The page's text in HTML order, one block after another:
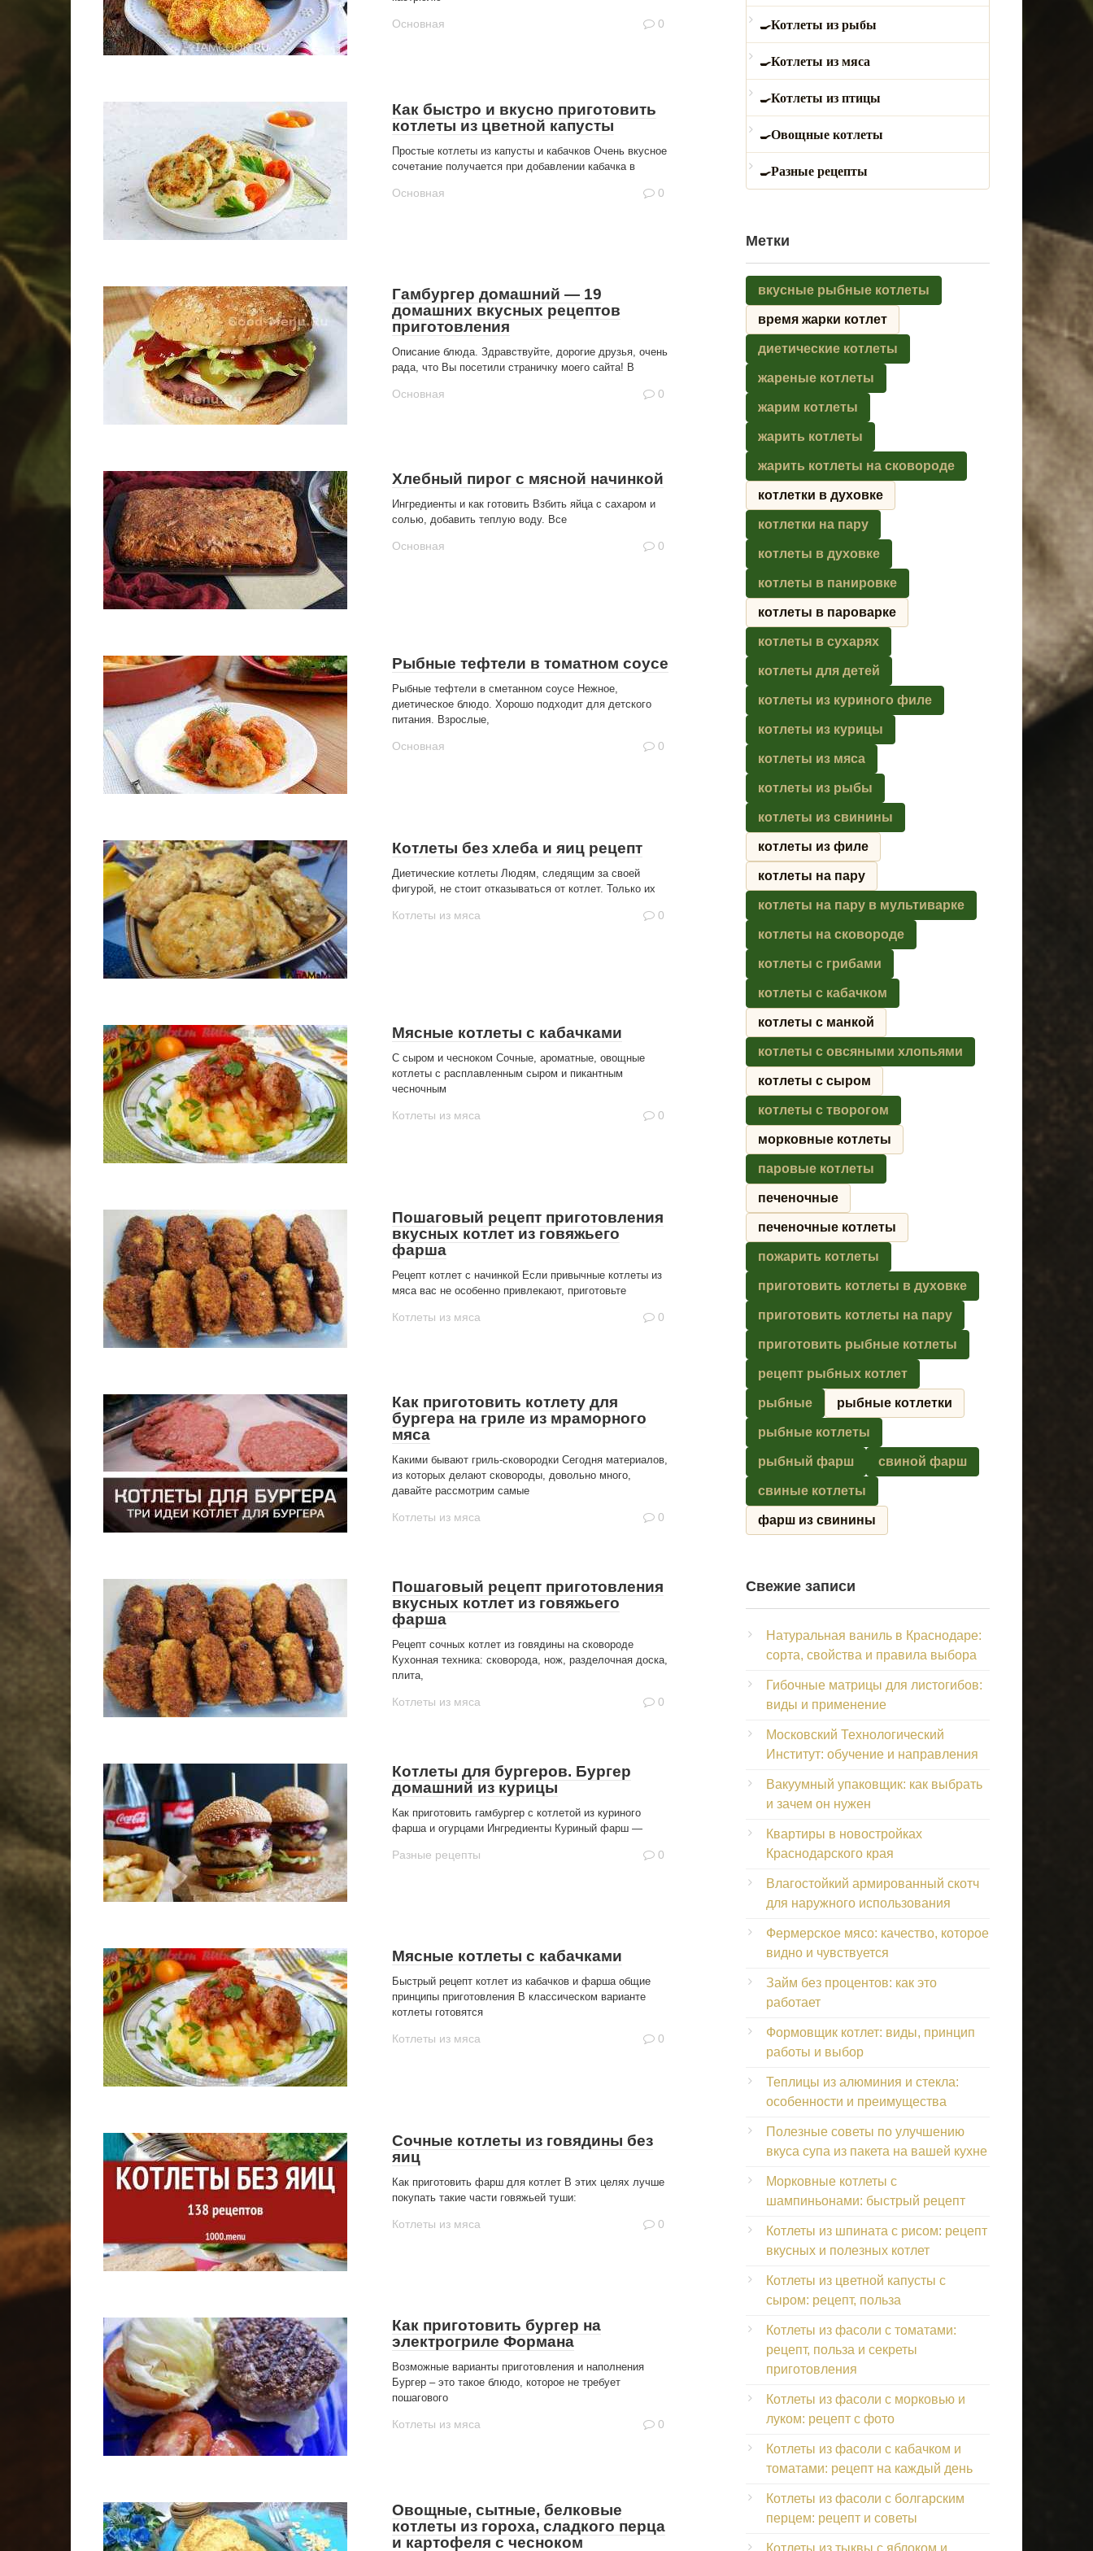
Основная 0
Как быстро и вкусно приготовить
котлеты из цветной капусты
Простые котлеты из капусты и кабачков Очень вкусное
сочетание получается при добавлении кабачка в
Основная 0
Гамбургер домашний — 19
домашних вкусных рецептов
приготовления
Описание блюда. Здравствуйте, дорогие друзья, очень
рада, что Вы посетили страничку моего сайта! В
Основная 0
Хлебный пирог с мясной начинкой
Ингредиенты и как готовить Взбить яйца с сахаром и
солью, добавить теплую воду. Все
Основная 0
Рыбные тефтели в томатном соусе
Рыбные тефтели в сметанном соусе Нежное,
диетическое блюдо. Хорошо подходит для детского
питания. Взрослые,
Основная 0
Котлеты без хлеба и яиц рецепт
Диетические котлеты Людям, следящим за своей
фигурой, не стоит отказываться от котлет. Только их
Котлеты из мяса 0
Мясные котлеты с кабачками
С сыром и чесноком Сочные, ароматные, овощные
котлеты с расплавленным сыром и пикантным
чесночным
Котлеты из мяса 0
Пошаговый рецепт приготовления
вкусных котлет из говяжьего
фарша
Рецепт котлет с начинкой Если привычные котлеты из
мяса вас не особенно привлекают, приготовьте
Котлеты из мяса 0
Как приготовить котлету для
бургера на гриле из мраморного
мяса
Какими бывают гриль-сковородки Сегодня материалов,
из которых делают сковороды, довольно много,
давайте рассмотрим самые
Котлеты из мяса 0
Пошаговый рецепт приготовления
вкусных котлет из говяжьего
фарша
Рецепт сочных котлет из говядины на сковороде
Кухонная техника: сковорода, нож, разделочная доска,
плита,
Котлеты из мяса 0
Котлеты для бургеров. Бургер
домашний из курицы
Как приготовить гамбургер с котлетой из куриного
фарша и огурцами Ингредиенты Куриный фарш —
Разные рецепты 0
Мясные котлеты с кабачками
Быстрый рецепт котлет из кабачков и фарша общие
принципы приготовления В классическом варианте
котлеты готовятся
Котлеты из мяса 0
Сочные котлеты из говядины без
яиц
Как приготовить фарш для котлет В этих целях лучше
покупать такие части говяжьей туши:
Котлеты из мяса 0
Как приготовить бургер на
электрогриле Формана
Возможные варианты приготовления и наполнения
Бургер – это такое блюдо, которое не требует
пошагового
Котлеты из мяса 0
Овощные, сытные, белковые
котлеты из гороха, сладкого перца
и картофеля с чесноком
Котлеты из рыбы
Котлеты из мяса
Котлеты из птицы
Овощные котлеты
Разные рецепты
Метки
вкусные рыбные котлеты
время жарки котлет
диетические котлеты
жареные котлеты
жарим котлеты
жарить котлеты
жарить котлеты на сковороде
котлетки в духовке
котлетки на пару
котлеты в духовке
котлеты в панировке
котлеты в пароварке
котлеты в сухарях
котлеты для детей
котлеты из куриного филе
котлеты из курицы
котлеты из мяса
котлеты из рыбы
котлеты из свинины
котлеты из филе
котлеты на пару
котлеты на пару в мультиварке
котлеты на сковороде
котлеты с грибами
котлеты с кабачком
котлеты с манкой
котлеты с овсяными хлопьями
котлеты с сыром
котлеты с творогом
морковные котлеты
паровые котлеты
печеночные
печеночные котлеты
пожарить котлеты
приготовить котлеты в духовке
приготовить котлеты на пару
приготовить рыбные котлеты
рецепт рыбных котлет
рыбные рыбные котлетки
рыбные котлеты
рыбный фарш свиной фарш
свиные котлеты
фарш из свинины
Свежие записи
Натуральная ваниль в Краснодаре:
сорта, свойства и правила выбора
Гибочные матрицы для листогибов:
виды и применение
Московский Технологический
Институт: обучение и направления
Вакуумный упаковщик: как выбрать
и зачем он нужен
Квартиры в новостройках
Краснодарского края
Влагостойкий армированный скотч
для наружного использования
Фермерское мясо: качество, которое
видно и чувствуется
Займ без процентов: как это
работает
Формовщик котлет: виды, принцип
работы и выбор
Теплицы из алюминия и стекла:
особенности и преимущества
Полезные советы по улучшению
вкуса супа из пакета на вашей кухне
Морковные котлеты с
шампиньонами: быстрый рецепт
Котлеты из шпината с рисом: рецепт
вкусных и полезных котлет
Котлеты из цветной капусты с
сыром: рецепт, польза
Котлеты из фасоли с томатами:
рецепт, польза и секреты
приготовления
Котлеты из фасоли с морковью и
луком: рецепт с фото
Котлеты из фасоли с кабачком и
томатами: рецепт на каждый день
Котлеты из фасоли с болгарским
перцем: рецепт и советы
Котлеты из тыквы с яблоком и